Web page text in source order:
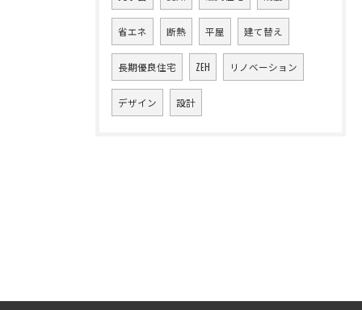
省エネ 断熱 平屋 建て替え
長期優良住宅 ZEH リノベーション
デザイン 設計